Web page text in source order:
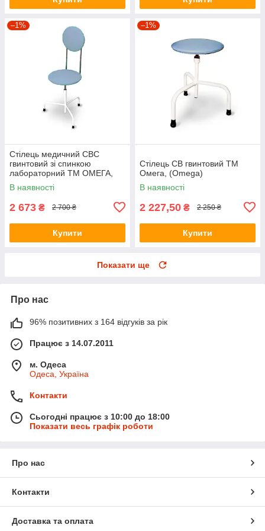
–1%
Стілець медичний СВС
гвинтовий зі спинкою
лабораторний ТМ ОМЕГА,
(Omega)
В наявності
2 673 ₴ 2 700 ₴
Купити
–1%
Стілець СВ гвинтовий ТМ
Омега, (Omega)
В наявності
2 227,50 ₴ 2 250 ₴
Купити
Показати ще
Про нас
96% позитивних з 164 відгуків за рік
Працює з 14.07.2011
м. Одеса
Одеса, Україна
Контакти
Сьогодні працює з 10:00 до 18:00
Показати весь графік роботи
Про нас
Контакти
Доставка та оплата